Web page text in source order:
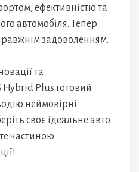
ефективністю та
автомобіля. Тепер
задоволенням.
та
Hybrid Plus готовий
неймовірні
своє ідеальне авто
частиною